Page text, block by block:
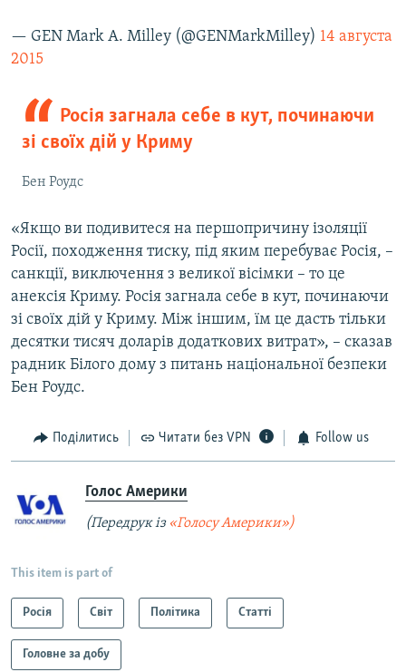
— GEN Mark A. Milley (@GENMarkMilley) 14 августа
2015
Росія загнала себе в кут, починаючи
зі своїх дій у Криму
Бен Роудс
«Якщо ви подивитеся на першопричину ізоляції
Росії, походження тиску, під яким перебуває Росія, –
санкції, виключення з великої вісімки – то це
анексія Криму. Росія загнала себе в кут, починаючи
зі своїх дій у Криму. Між іншим, їм це дасть тільки
десятки тисяч доларів додаткових витрат», – сказав
радник Білого дому з питань національної безпеки
Бен Роудс.
Поділитись Читати без VPN Follow us
Голос Америки
(Передрук із «Голосу Америки»)
This item is part of
Росія Світ Політика Статті
Головне за добу